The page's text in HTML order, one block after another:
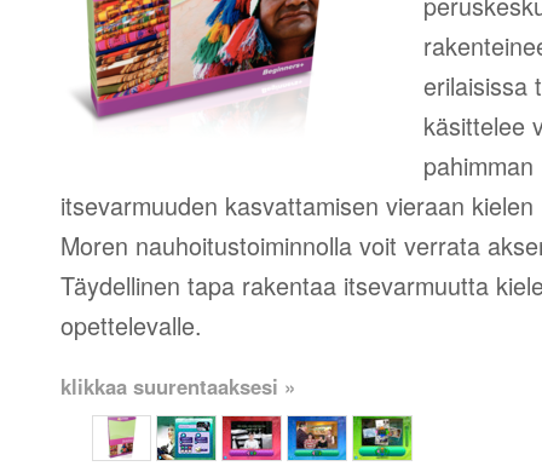
erilaisissa
käsittelee
itsevarmuuden kasvattamisen vieraan
Moren nauhoitustoiminnolla voit verrata
Täydellinen tapa rakentaa itsevarmuutta
opettelevalle.
klikkaa suurentaaksesi »